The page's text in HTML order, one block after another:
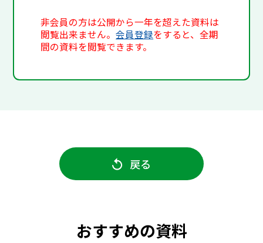
非会員の方は公開から一年を超えた資料は
閲覧出来ません。会員登録をすると、全期
間の資料を閲覧できます。
戻る
おすすめの資料